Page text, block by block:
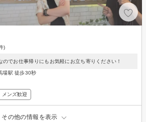
)
でお仕事帰りにもお気軽にお立ち寄りください！
場駅 徒歩30秒
メンズ歓迎
その他の情報を表示